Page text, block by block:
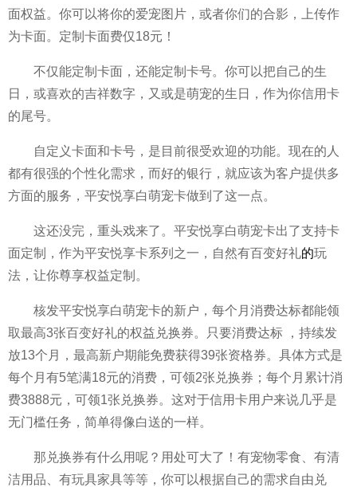
面权益。你可以将你的爱宠图片，或者你们的合影，上传作
为卡面。定制卡面费仅18元！
不仅能定制卡面，还能定制卡号。你可以把自己的生
日，或喜欢的吉祥数字，又或是萌宠的生日，作为你信用卡
的尾号。
自定义卡面和卡号，是目前很受欢迎的功能。现在的人
都有很强的个性化需求，而好的银行，就应该为客户提供多
方面的服务， 平安悦享白萌宠卡做到了这一点。
这还没完，重头戏来了。 平安悦享白萌宠卡出了支持卡
面定制，作为平安悦享卡系列之一，自然有百变好礼的玩
法，让你尊享权益定制。
核发平安悦享白萌宠卡的新户，每个月消费达标都能领
取最高3张百变好礼的权益兑换券。只要消费达标 ，持续发
放13个月，最高新户期能免费获得39张资格券。具体方式是
每个月有5笔满18元的消费，可领2张兑换券；每个月累计消
费3888元，可领1张兑换券。这对于信用卡用户来说几乎是
无门槛任务，简单得像白送的一样。
那兑换券有什么用呢？用处可大了！有宠物零食、有清
洁用品、有玩具家具等等，你可以根据自己的需求自由兑